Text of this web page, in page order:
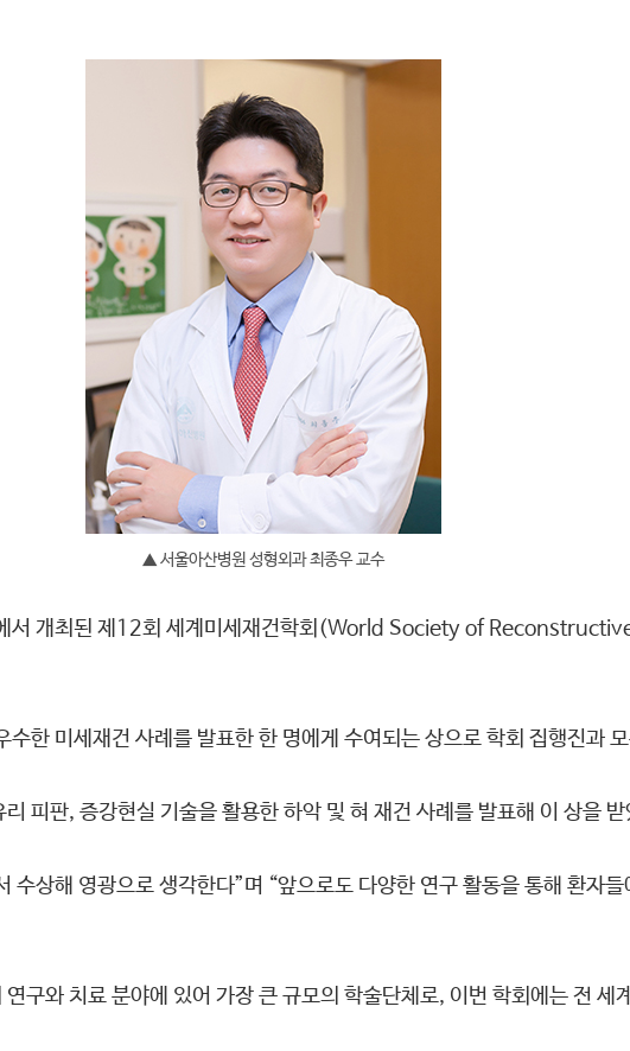
▲ 서울아산병원 성형외과 최종우 교수
서 개최된 제12회 세계미세재건학회(World Society of
한 미세재건 사례를 발표한 한 명에게 수여되는 상으로 학회 집행진과
피판, 증강현실 기술을 활용한 하악 및 혀 재건 사례를 발표해 이 상을 받
수상해 영광으로 생각한다”며 “앞으로도 다양한 연구 활동을 통해 환자
구와 치료 분야에 있어 가장 큰 규모의 학술단체로, 이번 학회에는 전 세